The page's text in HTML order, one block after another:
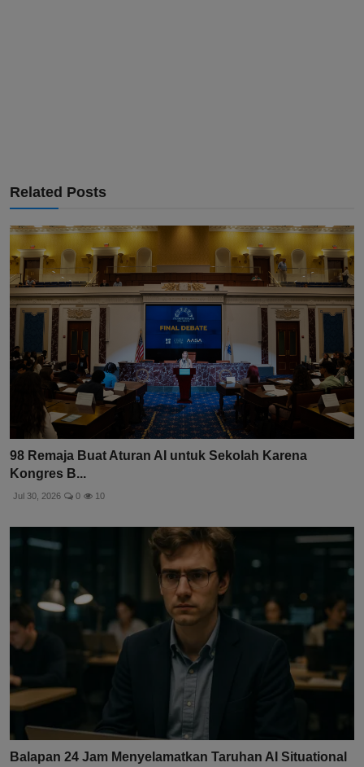
Related Posts
98 Remaja Buat Aturan AI untuk Sekolah Karena
Kongres B...
Jul 30, 2026 0 10
Balapan 24 Jam Menyelamatkan Taruhan AI Situational